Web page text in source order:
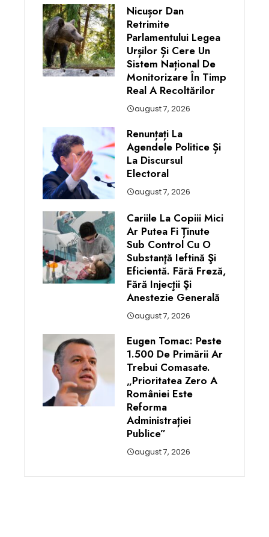
Nicușor Dan
Retrimite
Parlamentului Legea
Urșilor Și Cere Un
Sistem Național De
Monitorizare În Timp
Real A Recoltărilor
august 7, 2026
Renunțați La
Agendele Politice Și
La Discursul
Electoral
august 7, 2026
Cariile La Copiii Mici
Ar Putea Fi Ținute
Sub Control Cu O
Substanţă Ieftină Şi
Eficientă. Fără Freză,
Fără Injecţii Şi
Anestezie Generală
august 7, 2026
Eugen Tomac: Peste
1.500 De Primării Ar
Trebui Comasate.
„Prioritatea Zero A
României Este
Reforma
Administrației
Publice”
august 7, 2026